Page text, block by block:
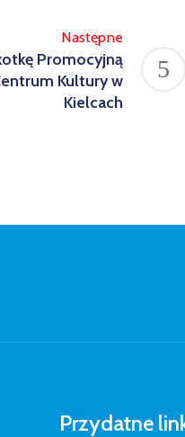
Następne
Promocyjną
Kultury w
Kielcach
Przydatne